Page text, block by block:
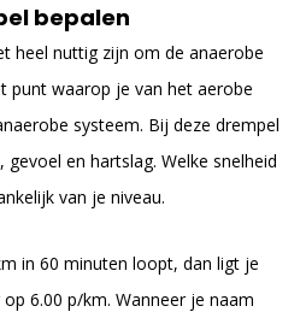
bepalen
heel nuttig zijn om de anaerobe
punt waarop je van het aerobe
systeem. Bij deze drempel
en hartslag. Welke snelheid
van je niveau.
in 60 minuten loopt, dan ligt je
6.00 p/km. Wanneer je naam